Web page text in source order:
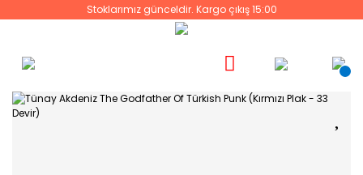
Stoklarımız günceldir. Kargo çıkış 15:00